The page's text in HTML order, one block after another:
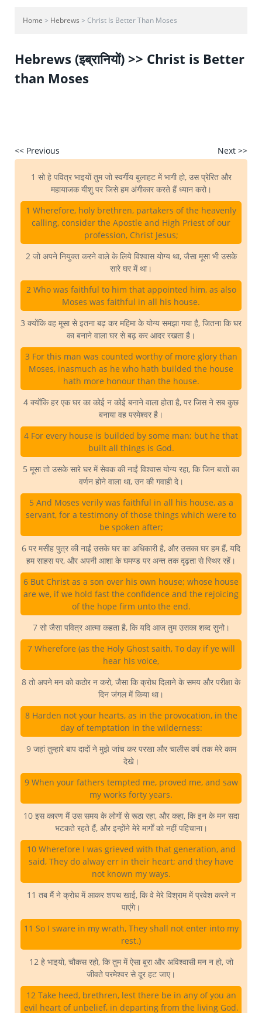
Home > Hebrews > Christ Is Better Than Moses
Hebrews (इब्रानियों) >> Christ is Better
than Moses
<< Previous Next >>
1 सो हे पवित्र भाइयों तुम जो स्वर्गीय बुलाहट में भागी हो, उस प्रेरित और
महायाजक यीशु पर जिसे हम अंगीकार करते हैं ध्यान करो।
1 Wherefore, holy brethren, partakers of the heavenly
calling, consider the Apostle and High Priest of our
profession, Christ Jesus;
2 जो अपने नियुक्त करने वाले के लिये विश्वास योग्य था, जैसा मूसा भी उसके
सारे घर में था।
2 Who was faithful to him that appointed him, as also
Moses was faithful in all his house.
3 क्योंकि वह मूसा से इतना बढ़ कर महिमा के योग्य समझा गया है, जितना कि घर
का बनाने वाला घर से बढ़ कर आदर रखता है।
3 For this man was counted worthy of more glory than
Moses, inasmuch as he who hath builded the house
hath more honour than the house.
4 क्योंकि हर एक घर का कोई न कोई बनाने वाला होता है, पर जिस ने सब कुछ
बनाया वह परमेश्वर है।
4 For every house is builded by some man; but he that
built all things is God.
5 मूसा तो उसके सारे घर में सेवक की नाईं विश्वास योग्य रहा, कि जिन बातों का
वर्णन होने वाला था, उन की गवाही दे।
5 And Moses verily was faithful in all his house, as a
servant, for a testimony of those things which were to
be spoken after;
6 पर मसीह पुत्र की नाईं उसके घर का अधिकारी है, और उसका घर हम हैं, यदि
हम साहस पर, और अपनी आशा के घमण्ड पर अन्त तक दृढ़ता से स्थिर रहें।
6 But Christ as a son over his own house; whose house
are we, if we hold fast the confidence and the rejoicing
of the hope firm unto the end.
7 सो जैसा पवित्र आत्मा कहता है, कि यदि आज तुम उसका शब्द सुनो।
7 Wherefore (as the Holy Ghost saith, To day if ye will
hear his voice,
8 तो अपने मन को कठोर न करो, जैसा कि क्रोध दिलाने के समय और परीक्षा के
दिन जंगल में किया था।
8 Harden not your hearts, as in the provocation, in the
day of temptation in the wilderness:
9 जहां तुम्हारे बाप दादों ने मुझे जांच कर परखा और चालीस वर्ष तक मेरे काम
देखे।
9 When your fathers tempted me, proved me, and saw
my works forty years.
10 इस कारण मैं उस समय के लोगों से रूठा रहा, और कहा, कि इन के मन सदा
भटकते रहते हैं, और इन्होंने मेरे मार्गों को नहीं पहिचाना।
10 Wherefore I was grieved with that generation, and
said, They do alway err in their heart; and they have
not known my ways.
11 तब मैं ने क्रोध में आकर शपथ खाई, कि वे मेरे विश्राम में प्रवेश करने न
पाएंगे।
11 So I sware in my wrath, They shall not enter into my
rest.)
12 हे भाइयो, चौकस रहो, कि तुम में ऐसा बुरा और अविश्वासी मन न हो, जो
जीवते परमेश्वर से दूर हट जाए।
12 Take heed, brethren, lest there be in any of you an
evil heart of unbelief, in departing from the living God.